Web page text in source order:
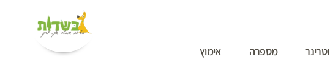
וטרינר מספרה אימוץ